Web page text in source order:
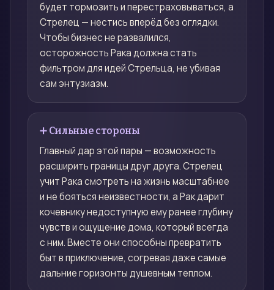
будет тормозить и перестраховываться, а
Стрелец — нестись вперёд без оглядки.
Чтобы бизнес не развалился,
осторожность Рака должна стать
фильтром для идей Стрельца, не убивая
сам энтузиазм.
➕ Сильные стороны
Главный дар этой пары — возможность
расширить границы друг друга. Стрелец
учит Рака смотреть на жизнь масштабнее
и не бояться неизвестности, а Рак дарит
кочевнику недоступную ему ранее глубину
чувств и ощущение дома, который всегда
с ним. Вместе они способны превратить
быт в приключение, согревая даже самые
дальние горизонты душевным теплом.